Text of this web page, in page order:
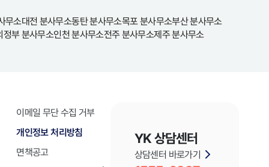
무소대전 분사무소동탄 분사무소목포 분사무소부산 분사무소
정부 분사무소인천 분사무소전주 분사무소제주 분사무소
이메일 무단 수집 거부
개인정보 처리방침
면책공고
YK 상담센터
상담센터 바로가기